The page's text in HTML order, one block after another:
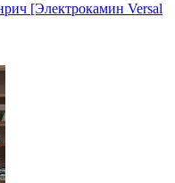
[Электрокамин Versal